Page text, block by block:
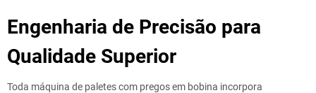
Engenharia de Precisão para
Qualidade Superior
Toda máquina de paletes com pregos em bobina incorpora